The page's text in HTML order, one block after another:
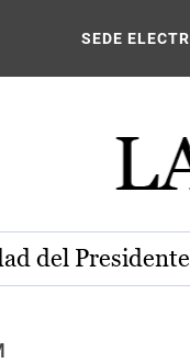
SEDE
del Presidente